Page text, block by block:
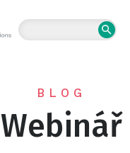
BCV solutions s.r.o.
BLOG
Webinář